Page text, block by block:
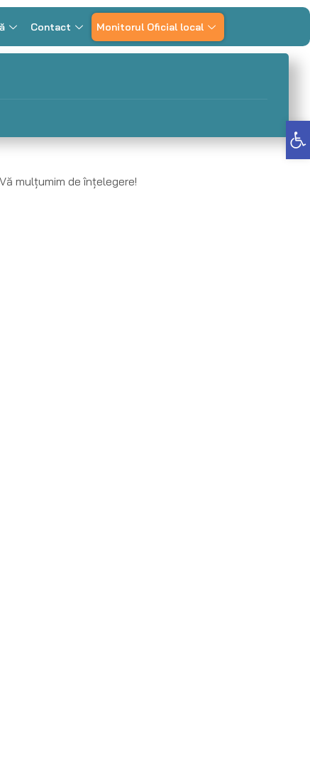
Deschide bara de unelte
Contact Monitorul Oficial local
mulțumim de înțelegere!